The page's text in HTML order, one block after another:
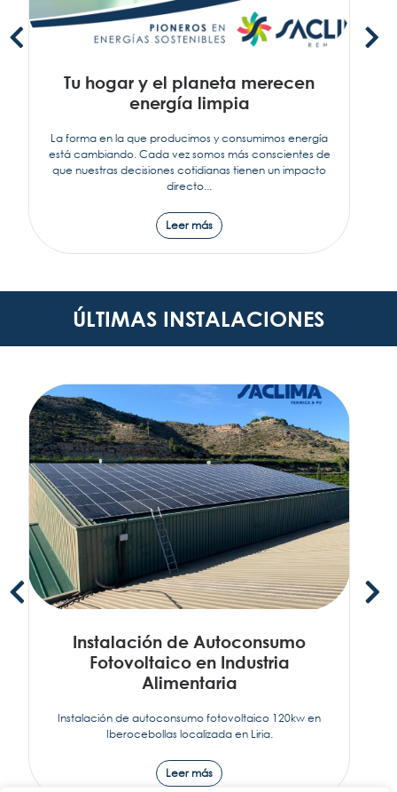
Tu hogar y el planeta merecen
energía limpia
La forma en la que producimos y consumimos energía
está cambiando. Cada vez somos más conscientes de
que nuestras decisiones cotidianas tienen un impacto
directo...
Leer más
ÚLTIMAS INSTALACIONES
Instalación de Autoconsumo
Fotovoltaico en Industria
Alimentaria
Instalación de autoconsumo fotovoltaico 120kw en
Iberocebollas localizada en Liria.
Leer más